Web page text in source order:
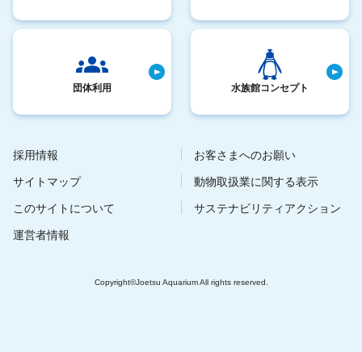
団体利用 水族館コンセプト
採用情報 お客さまへのお願い
サイトマップ 動物取扱業に関する表示
このサイトについて サステナビリティアクション
運営者情報
Copyright©Joetsu Aquarium All rights reserved.